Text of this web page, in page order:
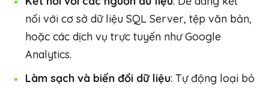
nối với cơ sở dữ liệu SQL Server, tệp văn bản,
hoặc các dịch vụ trực tuyến như Google
Analytics.
Làm sạch và biến đổi dữ liệu: Tự động loại bỏ